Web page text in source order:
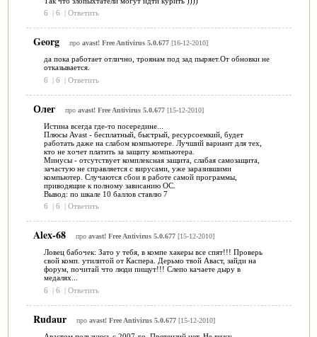
6
| 6 | Ответить
Georg про avast! Free Antivirus 5.0.677[16-12-2010]
да пока работает отлично, троянам под зад пыряет.От обновки не
отказывается.
6
| 6 | Ответить
Олег про avast! Free Antivirus 5.0.677[15-12-2010]
Истина всегда где-то посередине...
Плюсы Avast - бесплатный, быстрый, ресурсоемкий, будет
работать даже на слабом компьютере. Лучший вариант для тех,
кто не хочет платить за защиту компьютера.
Минусы - отсутствует комплексная защита, слабая самозащита,
зачастую не справляется с вирусами, уже заразившими
компьютер. Случаются сбои в работе самой программы,
приводящие к полному зависанию ОС.
Вывод: по шкале 10 баллов ставлю 7
6
| 6 | Ответить
Alex-68 про avast! Free Antivirus 5.0.677[15-12-2010]
Ловец бабочек: Зато у тебя, в компе хакеры все спят!!! Проверь
свой комп. утилитой от Каспера. Дерьмо твой Аваст, зайди на
форум, почитай что люди пищут!!! Слепо качаете дыру в
медалях...
6
| 6 | Ответить
Rudaur про avast! Free Antivirus 5.0.677[15-12-2010]